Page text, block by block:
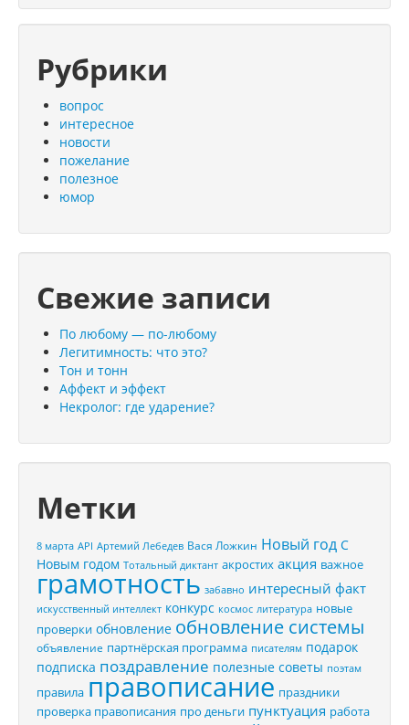
Рубрики
вопрос
интересное
новости
пожелание
полезное
юмор
Свежие записи
По любому — по-любому
Легитимность: что это?
Тон и тонн
Аффект и эффект
Некролог: где ударение?
Метки
8 марта API Артемий Лебедев Вася Ложкин Новый год С
Новым годом Тотальный диктант акростих акция важное
грамотность забавно интересный факт
искусственный интеллект конкурс космос литература новые
проверки обновление обновление системы
объявление партнёрская программа писателям подарок
подписка поздравление полезные советы поэтам
правила правописание праздники
проверка правописания про деньги пунктуация работа